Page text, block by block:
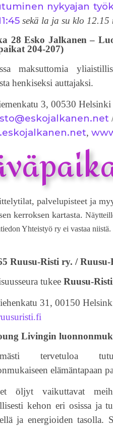
nykyajan
sekä la ja su klo
28 Esko Jalkanen –
204-207)
maksuttomia
henkiseksi auttajaksi.
3, 00530 Helsinki
,
palvelupisteet ja
kerroksen kartasta.
Yhteistyö ry ei vastaa niistä.
Ruusu-Risti ry. /
tukee Ruusu-
31, 00150
Livingin
tervetuloa
elämäntapaan
öljyt vaikuttavat
kehon eri osissa ja
ja energioiden